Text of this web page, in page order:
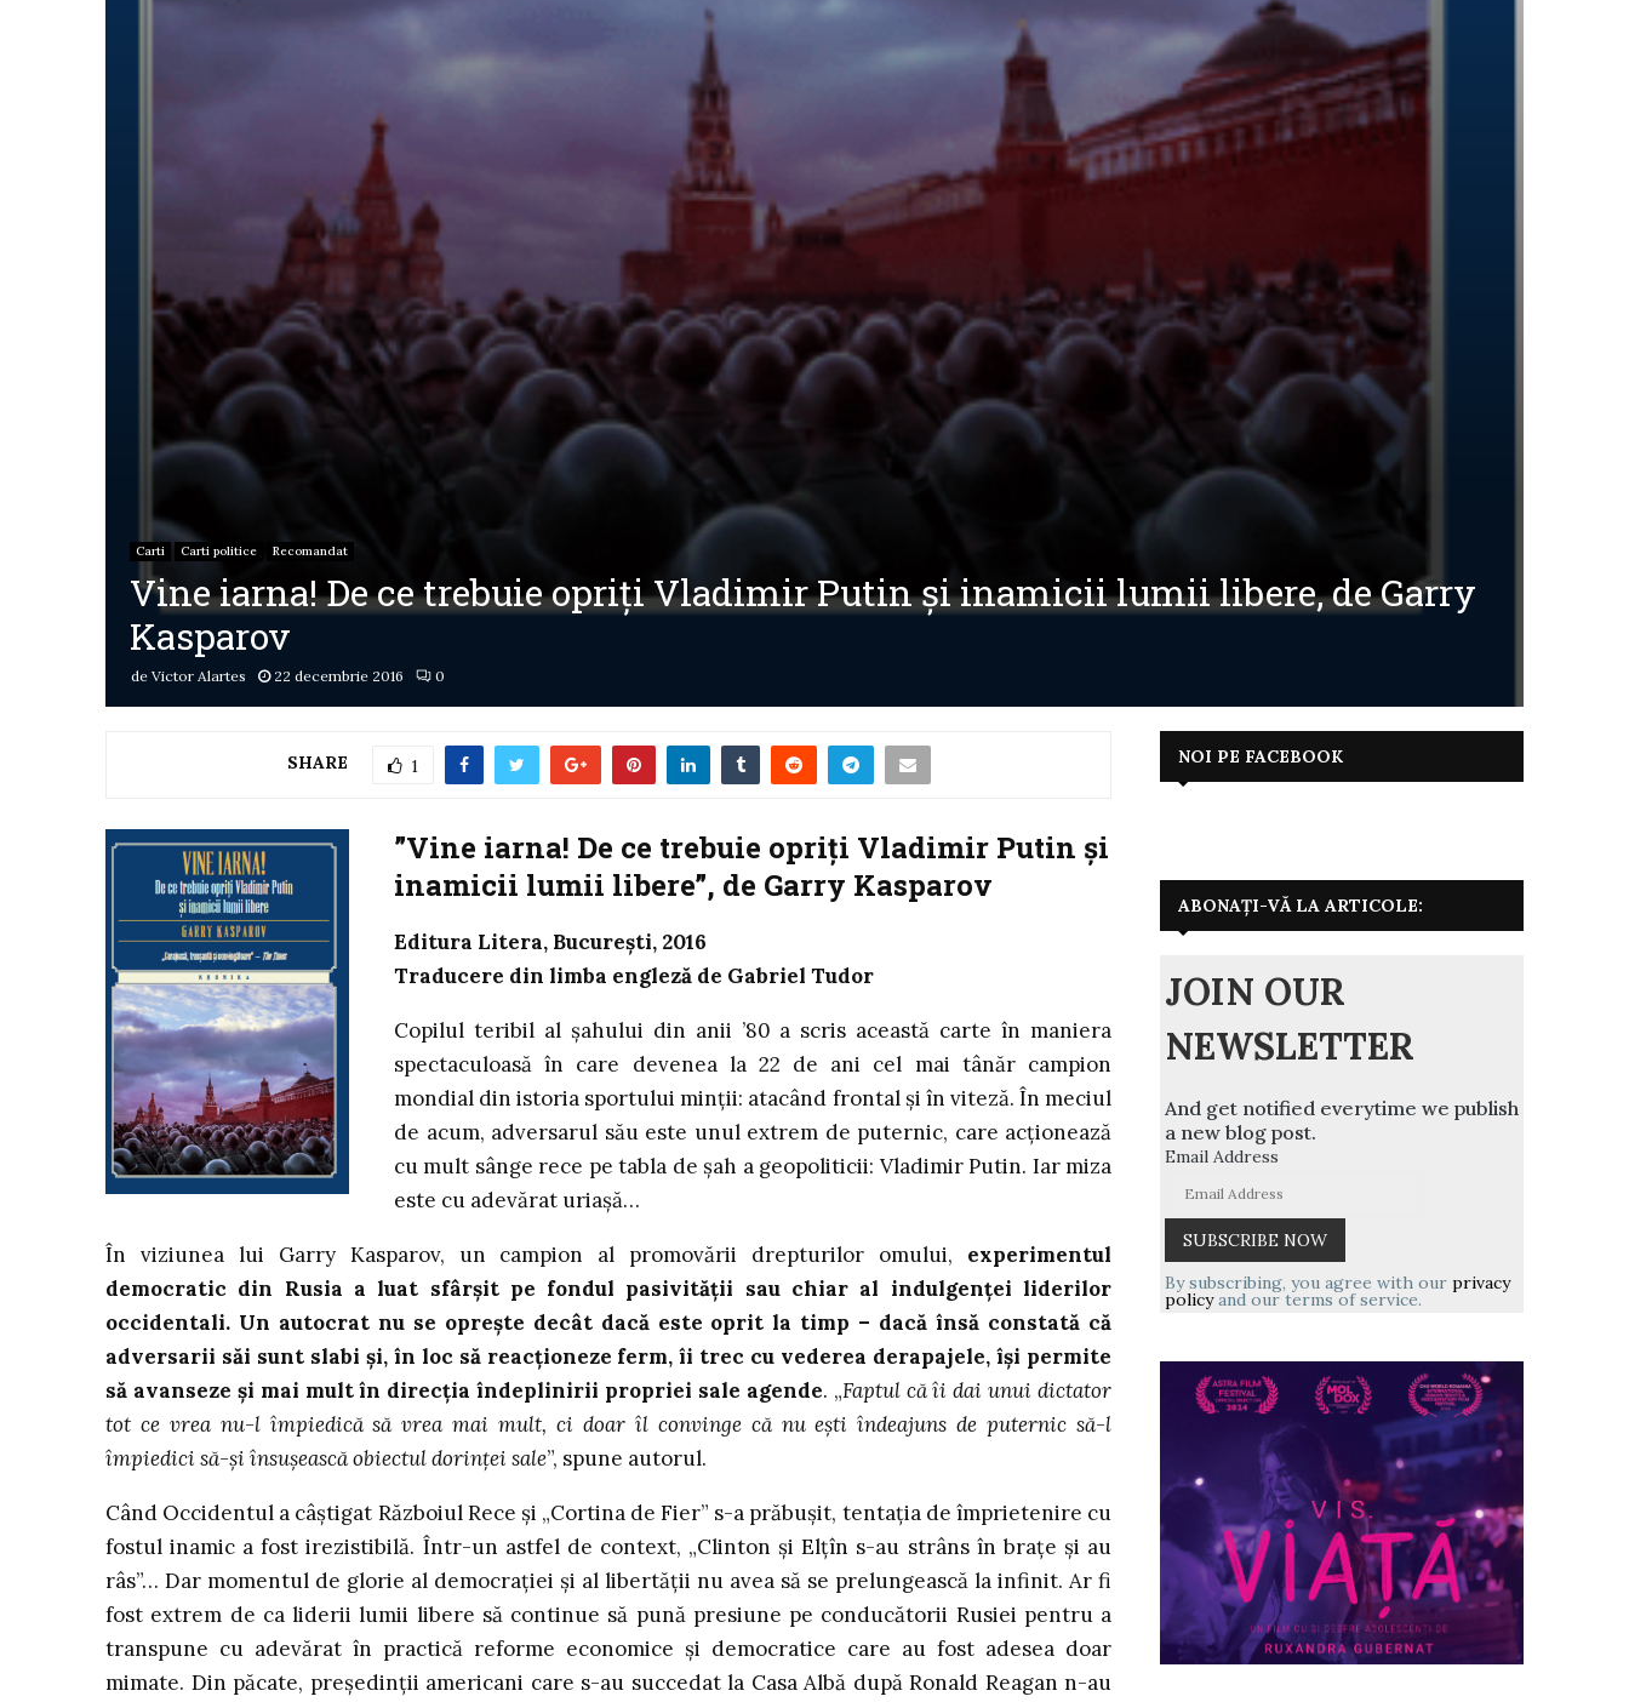
Carti Carti politice Recomandat
Vine iarna! De ce trebuie opriți Vladimir Putin și inamicii lumii libere, de Garry
Kasparov
de Victor Alartes 22 decembrie 2016 0
SHARE 1
”Vine iarna! De ce trebuie opriți Vladimir Putin și
inamicii lumii libere”, de Garry Kasparov
Editura Litera, București, 2016
Traducere din limba engleză de Gabriel Tudor
Copilul teribil al șahului din anii ’80 a scris această carte în maniera
spectaculoasă în care devenea la 22 de ani cel mai tânăr campion
mondial din istoria sportului minții: atacând frontal și în viteză. În meciul
de acum, adversarul său este unul extrem de puternic, care acționează
cu mult sânge rece pe tabla de șah a geopoliticii: Vladimir Putin. Iar miza
este cu adevărat uriașă…
În viziunea lui Garry Kasparov, un campion al promovării drepturilor omului, experimentul
democratic din Rusia a luat sfârșit pe fondul pasivității sau chiar al indulgenței liderilor
occidentali. Un autocrat nu se oprește decât dacă este oprit la timp – dacă însă constată că
adversarii săi sunt slabi și, în loc să reacționeze ferm, îi trec cu vederea derapajele, își permite
să avanseze și mai mult în direcția îndeplinirii propriei sale agende. „Faptul că îi dai unui dictator
tot ce vrea nu-l împiedică să vrea mai mult, ci doar îl convinge că nu ești îndeajuns de puternic să-l
împiedici să-și însușească obiectul dorinței sale”, spune autorul.
Când Occidentul a câștigat Războiul Rece și „Cortina de Fier” s-a prăbușit, tentația de împrietenire cu
fostul inamic a fost irezistibilă. Într-un astfel de context, „Clinton și Elțîn s-au strâns în brațe și au
râs”… Dar momentul de glorie al democrației și al libertății nu avea să se prelungească la infinit. Ar fi
fost extrem de ca liderii lumii libere să continue să pună presiune pe conducătorii Rusiei pentru a
transpune cu adevărat în practică reforme economice și democratice care au fost adesea doar
mimate. Din păcate, președinții americani care s-au succedat la Casa Albă după Ronald Reagan n-au
NOI PE FACEBOOK
ABONAȚI-VĂ LA ARTICOLE:
JOIN OUR
NEWSLETTER
And get notified everytime we publish
a new blog post.
Email Address
By subscribing, you agree with our privacy
policyand our terms of service.